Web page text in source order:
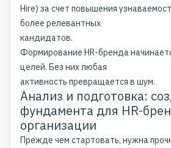
Hire) за счет повышения
более релевантных
кандидатов.
Формирование HR-бренда
целей. Без них любая
активность превращается в шум.
Анализ и подготовка:
фундамента для HR-
организации
Прежде чем стартовать, нужна